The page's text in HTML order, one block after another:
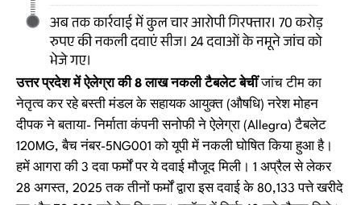
उत्तर प्रदेश में ऐलेग्रा की 8 लाख नकली टैबलेट बेचींजांच टीम का
नेतृत्व कर रहे बस्ती मंडल के सहायक आयुक्त (औषधि) नरेश मोहन
दीपक ने बताया- निर्माता कंपनी सनोफी ने ऐलेग्रा (Allegra) टैबलेट
120MG, बैच नंबर-5NG001 को यूपी में नकली घोषित किया हुआ है।
हमें आगरा की 3 दवा फर्मों पर ये दवाई मौजूद मिली। 1 अप्रैल से लेकर
28 अगस्त, 2025 तक तीनों फर्मों द्वारा इस दवाई के 80,133 पत्ते खरीदे